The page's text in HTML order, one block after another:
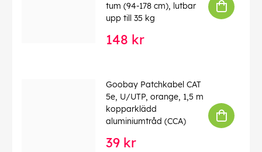
tum (94-178 cm), lutbar
upp till 35 kg
148 kr
Goobay Patchkabel CAT
5e, U/UTP, orange, 1,5 m
kopparklädd
aluminiumtråd (CCA)
39 kr